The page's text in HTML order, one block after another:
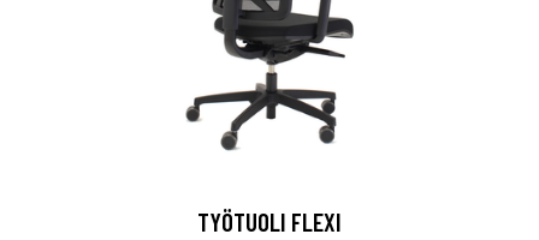
TYÖTUOLI FLEXI